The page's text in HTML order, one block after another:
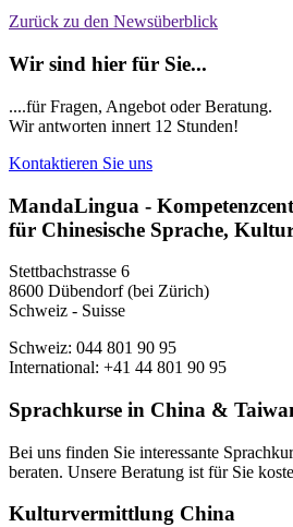
Zurück zu den Newsüberblick
Wir sind hier für Sie...
....für Fragen, Angebot oder Beratung.
Wir antworten innert 12 Stunden!
Kontaktieren Sie uns
MandaLingua -
für Chinesische Sprache,
Stettbachstrasse 6
8600 Dübendorf (bei Zürich)
Schweiz - Suisse
Schweiz: 044 801 90 95
International: +41 44 801 90 95
Sprachkurse in China &
Bei uns finden Sie interessante
beraten. Unsere Beratung ist für Sie
Kulturvermittlung China